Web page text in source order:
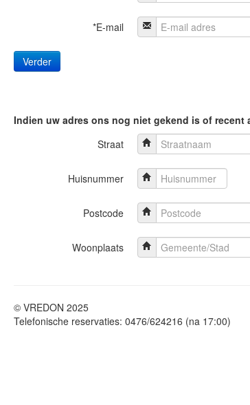
*E-mail
Indien uw adres ons nog niet gekend is of
Straat
Huisnummer
Postcode
Woonplaats
© VREDON 2025
Telefonische reservaties: 0476/624216 (na 17:00)